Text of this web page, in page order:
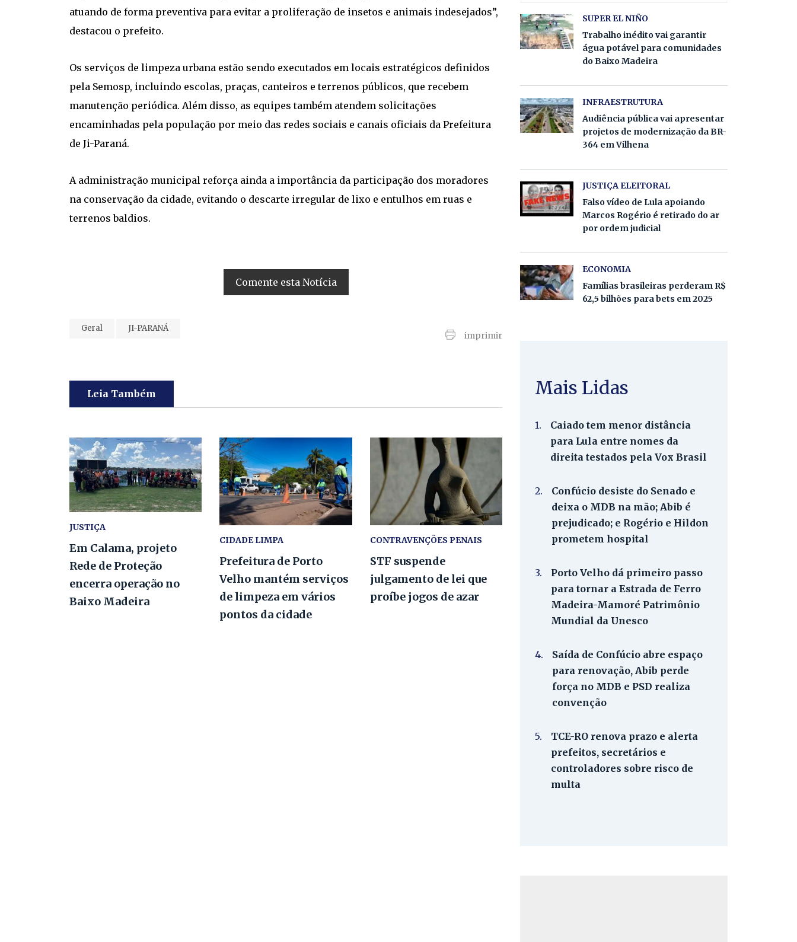
atuando de forma preventiva para evitar a proliferação de insetos e animais indesejados”,
destacou o prefeito.
Os serviços de limpeza urbana estão sendo executados em locais estratégicos definidos
pela Semosp, incluindo escolas, praças, canteiros e terrenos públicos, que recebem
manutenção periódica. Além disso, as equipes também atendem solicitações
encaminhadas pela população por meio das redes sociais e canais oficiais da Prefeitura
de Ji-Paraná.
A administração municipal reforça ainda a importância da participação dos moradores
na conservação da cidade, evitando o descarte irregular de lixo e entulhos em ruas e
terrenos baldios.
Comente esta Notícia
Geral JI-PARANÁ
imprimir
Leia Também
JUSTIÇA
Em Calama, projeto
Rede de Proteção
encerra operação no
Baixo Madeira
CIDADE LIMPA
Prefeitura de Porto
Velho mantém serviços
de limpeza em vários
pontos da cidade
CONTRAVENÇÕES PENAIS
STF suspende
julgamento de lei que
proíbe jogos de azar
SUPER EL NIÑO
Trabalho inédito vai garantir
água potável para comunidades
do Baixo Madeira
INFRAESTRUTURA
Audiência pública vai apresentar
projetos de modernização da BR-
364 em Vilhena
JUSTIÇA ELEITORAL
Falso vídeo de Lula apoiando
Marcos Rogério é retirado do ar
por ordem judicial
ECONOMIA
Famílias brasileiras perderam R$
62,5 bilhões para bets em 2025
Mais Lidas
1.
Caiado tem menor distância
para Lula entre nomes da
direita testados pela Vox Brasil
2.
Confúcio desiste do Senado e
deixa o MDB na mão; Abib é
prejudicado; e Rogério e Hildon
prometem hospital
3.
Porto Velho dá primeiro passo
para tornar a Estrada de Ferro
Madeira-Mamoré Patrimônio
Mundial da Unesco
4.
Saída de Confúcio abre espaço
para renovação, Abib perde
força no MDB e PSD realiza
convenção
5.
TCE-RO renova prazo e alerta
prefeitos, secretários e
controladores sobre risco de
multa